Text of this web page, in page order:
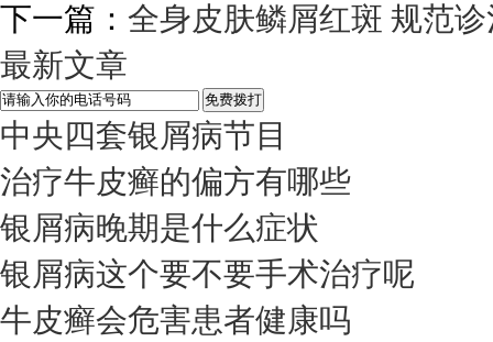
下一篇： 全身皮肤鳞屑红斑 规范
最新文章
中央四套银屑病节目
治疗牛皮癣的偏方有哪些
银屑病晚期是什么症状
银屑病这个要不要手术治疗呢
牛皮癣会危害患者健康吗